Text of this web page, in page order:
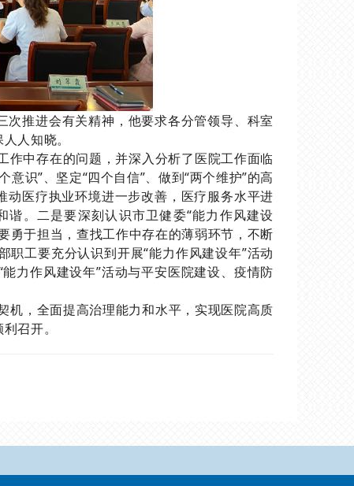
次推进会有关精神，他要求各分管领导、科室
人知晓。
中存在的问题，并深入分析了医院工作面临
识”、坚定“四个自信”、做到“两个维护”的高
动医疗执业环境进一步改善，医疗服务水平进
。二是要深刻认识市卫健委“能力作风建设
勇于担当，查找工作中存在的薄弱环节，不断
工要充分认识到开展“能力作风建设年”活动
力作风建设年”活动与平安医院建设、疫情防
机，全面提高治理能力和水平，实现医院高质
召开。